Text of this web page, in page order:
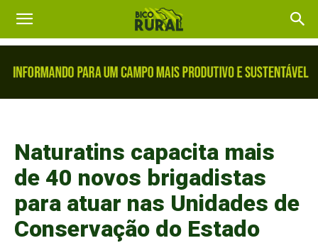
Naturatins capacita mais
de 40 novos brigadistas
para atuar nas Unidades de
Conservação do Estado